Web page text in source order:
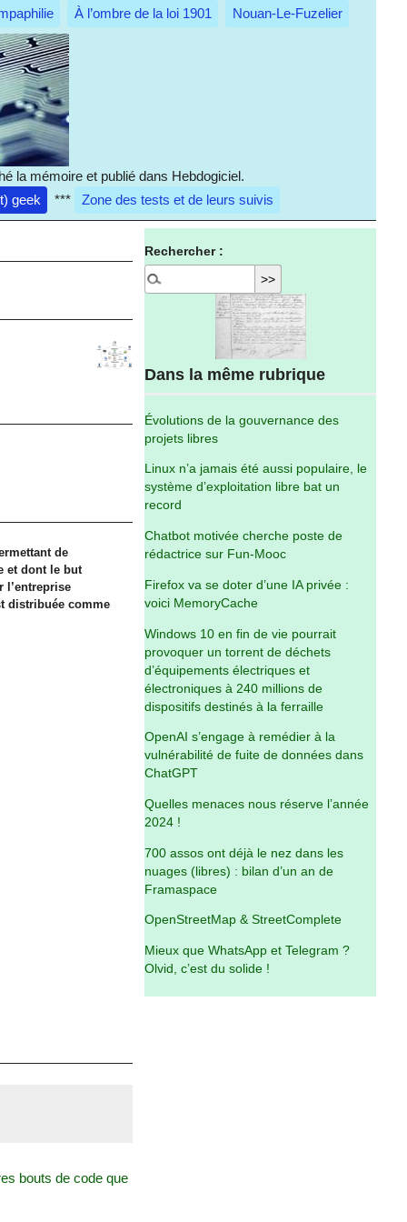
À l’ombre de la loi 1901 Nouan-Le-Fuzelier
la mémoire et publié dans Hebdogiciel.
geek *** Zone des tests et de leurs suivis
de
et dont le but
l’entreprise
distribuée comme
bouts de code que
Rechercher :
Dans la même rubrique
Évolutions de la gouvernance des
projets libres
Linux n’a jamais été aussi populaire, le
système d’exploitation libre bat un
record
Chatbot motivée cherche poste de
rédactrice sur Fun-Mooc
Firefox va se doter d’une IA privée :
voici MemoryCache
Windows 10 en fin de vie pourrait
provoquer un torrent de déchets
d’équipements électriques et
électroniques à 240 millions de
dispositifs destinés à la ferraille
OpenAI s’engage à remédier à la
vulnérabilité de fuite de données dans
ChatGPT
Quelles menaces nous réserve l’année
2024 !
700 assos ont déjà le nez dans les
nuages (libres) : bilan d’un an de
Framaspace
OpenStreetMap & StreetComplete
Mieux que WhatsApp et Telegram ?
Olvid, c’est du solide !